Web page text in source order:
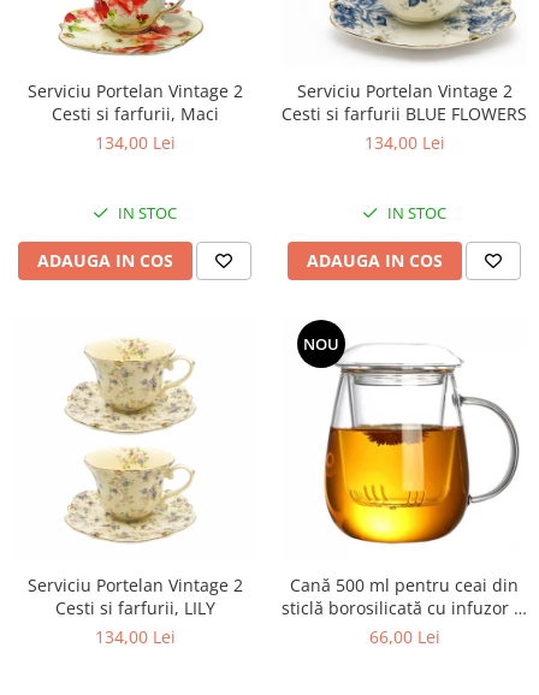
Serviciu Portelan Vintage 2
Cesti si farfurii, Maci
134,00 Lei
IN STOC
ADAUGA IN COS
Serviciu Portelan Vintage 2
Cesti si farfurii BLUE FLOWERS
134,00 Lei
IN STOC
ADAUGA IN COS
Serviciu Portelan Vintage 2
Cesti si farfurii, LILY
134,00 Lei
NOU
Cană 500 ml pentru ceai din
sticlă borosilicată cu infuzor și
capac
66,00 Lei